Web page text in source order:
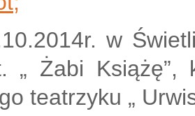
w
„ Żabi Książę”,
teatrzyku „